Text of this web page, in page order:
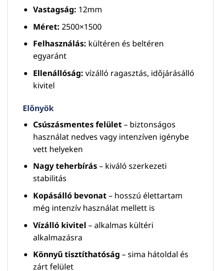
Vastagság: 12mm
Méret: 2500×1500
Felhasználás: kültéren és beltéren
egyaránt
Ellenállóság: vízálló ragasztás, időjárásálló
kivitel
Előnyök
Csúszásmentes felület– biztonságos
használat nedves vagy intenzíven igénybe
vett helyeken
Nagy teherbírás– kiváló szerkezeti
stabilitás
Kopásálló bevonat– hosszú élettartam
még intenzív használat mellett is
Vízálló kivitel – alkalmas kültéri
alkalmazásra
Könnyű tisztíthatóság – sima hátoldal és
zárt felület